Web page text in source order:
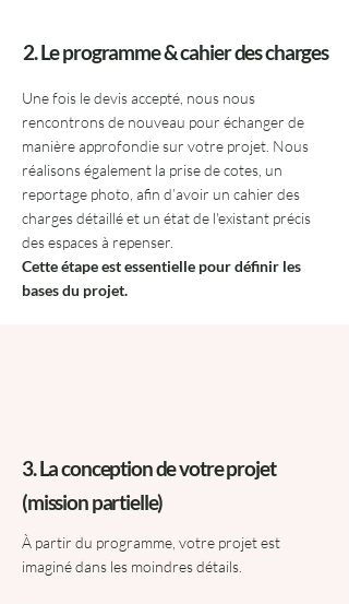
2. Le programme & cahier des charges
Une fois le devis accepté, nous nous
rencontrons de nouveau pour échanger de
manière approfondie sur votre projet. Nous
réalisons également la prise de cotes, un
reportage photo, afin d’avoir un cahier des
charges détaillé et un état de l'existant précis
des espaces à repenser.
Cette étape est essentielle pour définir les
bases du projet.
3. La conception de votre projet
(mission partielle)
À partir du programme, votre projet est
imaginé dans les moindres détails.